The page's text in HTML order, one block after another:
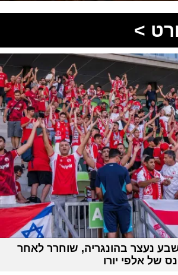
>
נעצר בהונגריה, שוחרר לאחר
של אלפי יורו